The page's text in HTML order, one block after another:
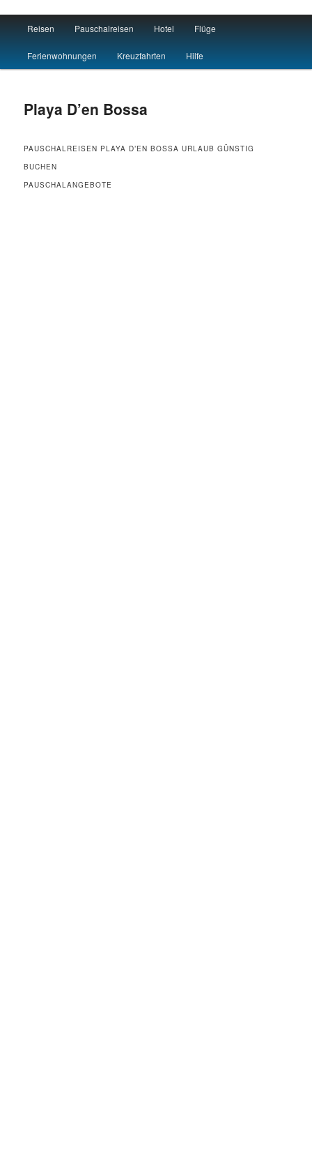
Reisen Hotel Flug
Skip to primary content
Skip to secondary content
Reisen Pauschalreisen Hotel Flüge
Ferienwohnungen Kreuzfahrten Hilfe
Playa D’en Bossa
PAUSCHALREISEN PLAYA D’EN BOSSA URLAUB GÜNSTIG
BUCHEN
PAUSCHALANGEBOTE